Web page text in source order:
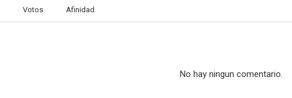
Votos Afinidad
No hay ningun comentario.